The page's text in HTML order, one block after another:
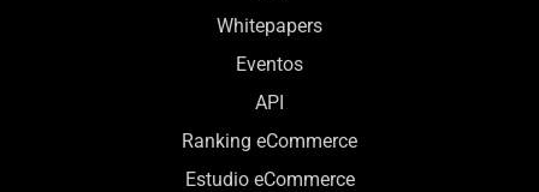
Whitepapers
Eventos
API
Ranking eCommerce
Estudio eCommerce